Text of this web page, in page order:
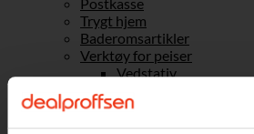
Trygt hjem
Baderomsartikler
Verktøy for peiser
Vedstativ
Kontor
Kontorstoler
Ergonomiske